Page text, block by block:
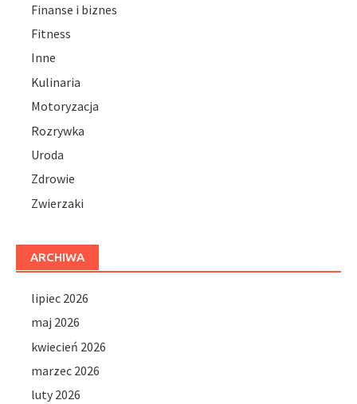
Finanse i biznes
Fitness
Inne
Kulinaria
Motoryzacja
Rozrywka
Uroda
Zdrowie
Zwierzaki
ARCHIWA
lipiec 2026
maj 2026
kwiecień 2026
marzec 2026
luty 2026